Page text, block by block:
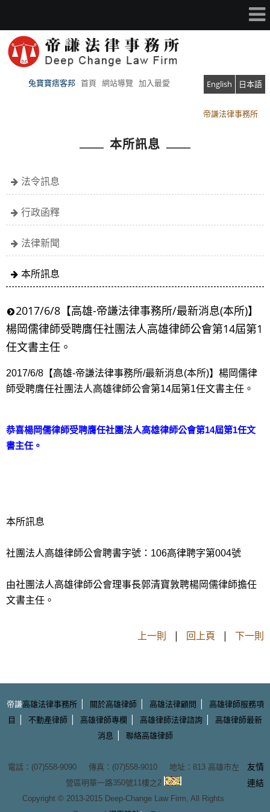
兔寶寶痞客邦 首頁 網站導覽 加入最愛 English 日本語
帝謙法律事務所
本所訊息
法令訊息
行政函釋
法律新聞
本所訊息
2017/6/8【高雄-帝謙法律事務所/最新消息(本所)】
楊岡儒律師受聘膺任社團法人高雄律師公會第14屆第1
任文書主任。
2017/6/8【高雄-帝謙法律事務所/最新消息(本所)】楊岡儒律
師受聘膺任社團法人高雄律師公會第14屆第1任文書主任。
恭喜楊岡儒律師受聘膺任社團法人高雄律師公會第14屆第1任文
書主任。
本所訊息
社團法人高雄律師公會聘書字號：106高律聘字第004號
由社團法人高雄律師公會理事長郭清寶敦聘楊岡儒律師擔任
文書主任。
上一則 | 回上頁 | 下一則
帝謙高雄法律事務所| 關於高雄律師| 高雄法律顧問 |
高雄律師服務項
目
| 不動產律師 | 高雄律師專欄 | 高雄律師法律諮詢 |
高雄律師最新
消息 | 聯絡高雄律師
電話：(07)558-9090 傳真：(07)558-9010 地址： 813 高雄市左
營區明華一路350號11樓之2
Copyright © 2013-2015 Deep-Change Law Firm, All Rights
友情
連結